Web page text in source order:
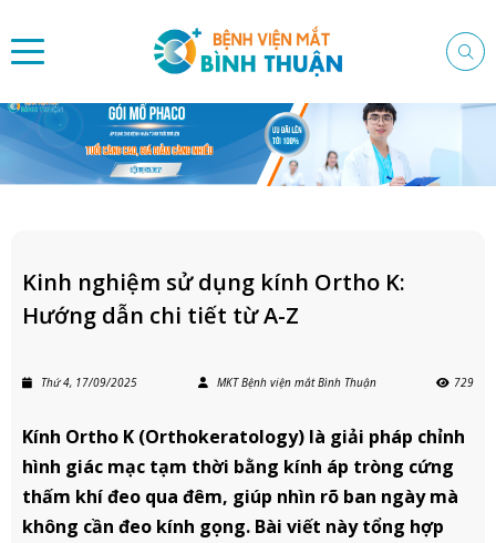
Kinh nghiệm sử dụng kính Ortho K:
Hướng dẫn chi tiết từ A-Z
Thứ 4, 17/09/2025 MKT Bệnh viện mắt Bình Thuận 729
Kính Ortho K (Orthokeratology) là giải pháp chỉnh
hình giác mạc tạm thời bằng kính áp tròng cứng
thấm khí đeo qua đêm, giúp nhìn rõ ban ngày mà
không cần đeo kính gọng. Bài viết này tổng hợp